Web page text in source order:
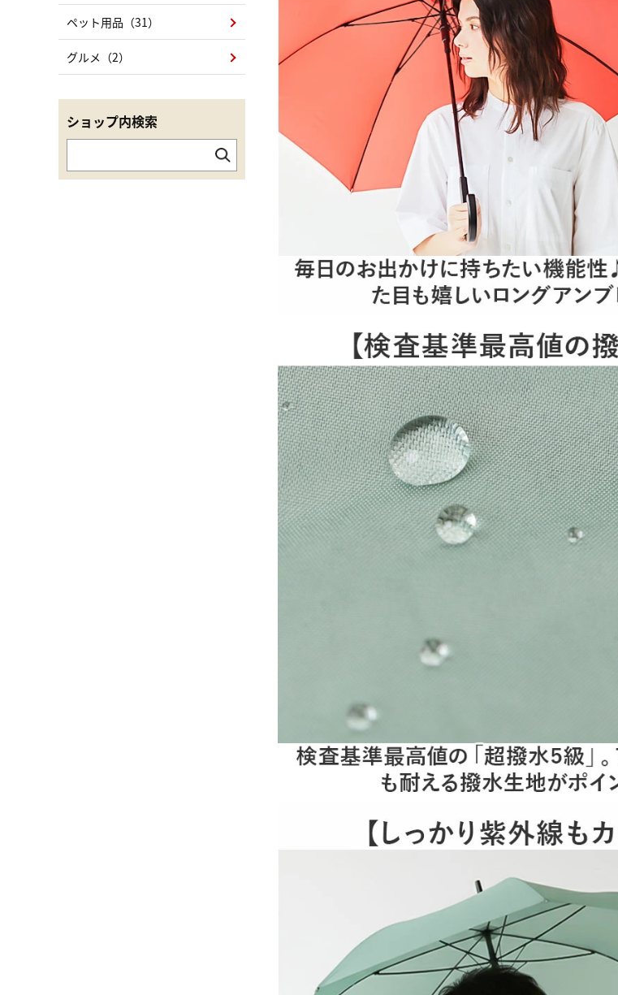
ペット用品（31）
グルメ（2）
ショップ内検索